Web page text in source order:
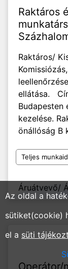
Raktáros
Raktáros/
ellátása.
Budapesten
kezelése.
önállóság B
Teljes
Áruátvevő/
Operátor/
Az oldal a
sütiket(cookie)
el a süti